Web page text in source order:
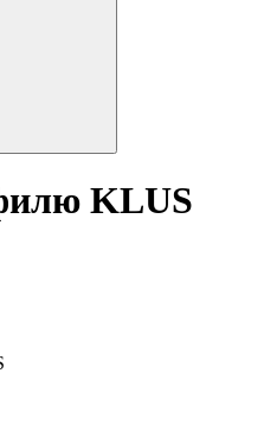
KLUS